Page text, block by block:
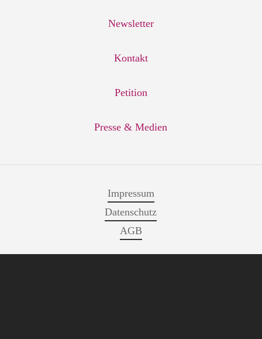
Newsletter
Kontakt
Petition
Presse & Medien
Impressum
Datenschutz
AGB